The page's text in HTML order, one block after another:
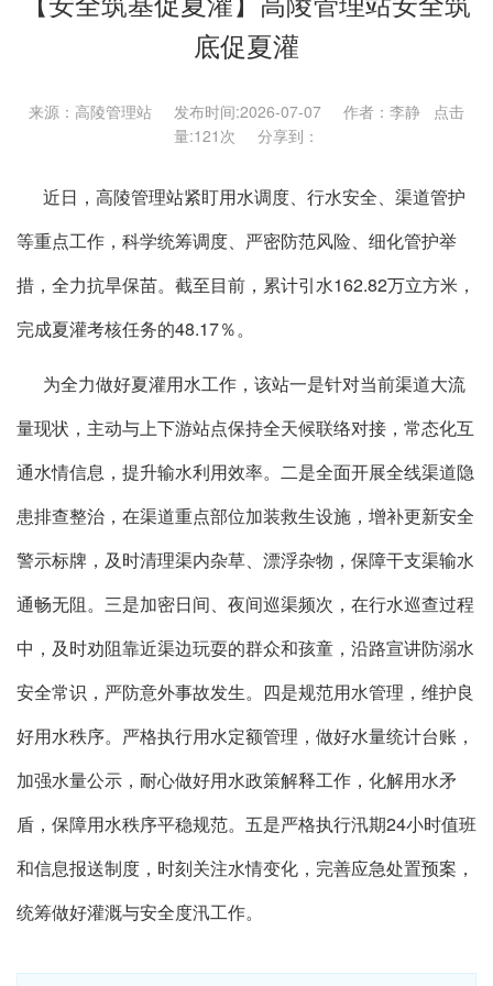
底促夏灌
来源：高陵管理站 发布时间:2026-07-07 作者：李静 点击
量:121次 分享到：
近日，高陵管理站紧盯用水调度、行水安全、渠道管护
等重点工作，科学统筹调度、严密防范风险、细化管护举
措，全力抗旱保苗。截至目前，累计引水162.82万立方米，
完成夏灌考核任务的48.17％。
为全力做好夏灌用水工作，该站一是针对当前渠道大流
量现状，主动与上下游站点保持全天候联络对接，常态化互
通水情信息，提升输水利用效率。二是全面开展全线渠道隐
患排查整治，在渠道重点部位加装救生设施，增补更新安全
警示标牌，及时清理渠内杂草、漂浮杂物，保障干支渠输水
通畅无阻。三是加密日间、夜间巡渠频次，在行水巡查过程
中，及时劝阻靠近渠边玩耍的群众和孩童，沿路宣讲防溺水
安全常识，严防意外事故发生。四是规范用水管理，维护良
好用水秩序。严格执行用水定额管理，做好水量统计台账，
加强水量公示，耐心做好用水政策解释工作，化解用水矛
盾，保障用水秩序平稳规范。五是严格执行汛期24小时值班
和信息报送制度，时刻关注水情变化，完善应急处置预案，
统筹做好灌溉与安全度汛工作。